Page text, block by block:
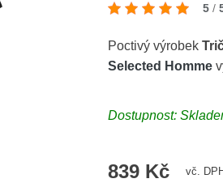
5 /
Poctivý výrobek
Selected Homme
Dostupnost:
839 Kč vč. DPH